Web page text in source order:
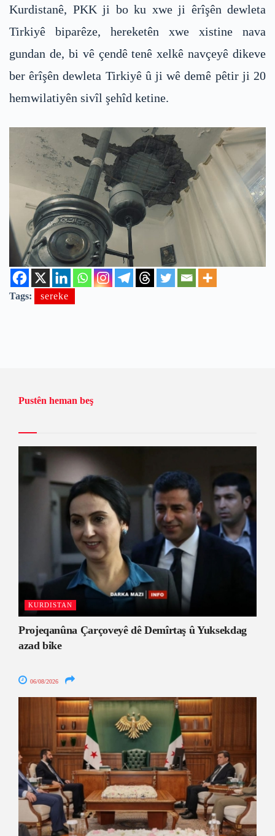
Kurdistanê, PKK ji bo ku xwe ji êrîşên dewleta
Tirkiyê biparêze, hereketên xwe xistine nava
gundan de, bi vê çendê tenê xelkê navçeyê dikeve
ber êrîşên dewleta Tirkiyê û ji wê demê pêtir ji 20
hemwilatiyên sivîl şehîd ketine.
Tags: sereke
Pustên heman beş
KURDISTAN
Projeqanûna Çarçoveyê dê Demîrtaş û Yuksekdag
azad bike
06/08/2026